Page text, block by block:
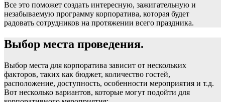
Все это поможет создать интересную, зажигательную и
незабываемую программу корпоратива, которая будет
радовать сотрудников на протяжении всего праздника.
Выбор места проведения.
Выбор места для корпоратива зависит от нескольких
факторов, таких как бюджет, количество гостей,
расположение, доступность, особенности мероприятия и т.д.
Вот несколько вариантов, которые могут подойти для